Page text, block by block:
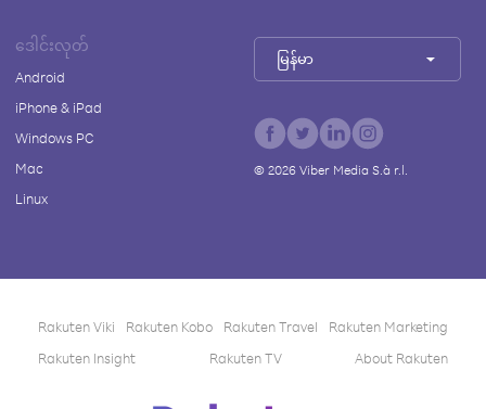
ဒေါင်းလုတ်
Android
iPhone & iPad
Windows PC
Mac
Linux
မြန်မာ
© 2026Viber Media S.à r.l.
Rakuten Viki Rakuten Kobo Rakuten Travel
Rakuten Marketing
Rakuten Insight
Rakuten TV About Rakuten